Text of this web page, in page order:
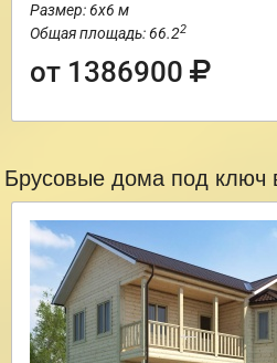
Размер: 6х6 м
Общая площадь: 66.22
от 1386900
Брусовые дома под